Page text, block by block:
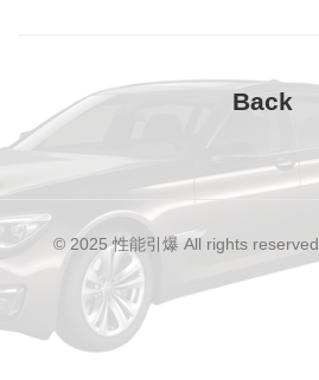
© 2025 性能引爆 All rights reserved.